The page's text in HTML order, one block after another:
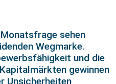
sehen
Wegmarke.
und die
gewinnen
Unsicherheiten